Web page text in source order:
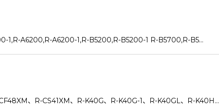
1,R-A6200,R-A6200-1,R-B5200,R-B5200-1 R-B5700,R-B5…
、R-CS41XM、R-K40G、R-K40G-1、R-K40GL、R-K40H…